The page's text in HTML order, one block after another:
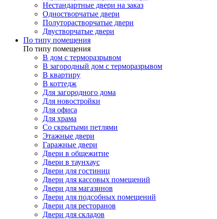
Нестандартные двери на заказ
Одностворчатые двери
Полуторастворчатые двери
Двустворчатые двери
По типу помещения
По типу помещения
В дом с терморазрывом
В загородный дом с терморазрывом
В квартиру
В коттедж
Для загородного дома
Для новостройки
Для офиса
Для храма
Со скрытыми петлями
Этажные двери
Гаражные двери
Двери в общежитие
Двери в таунхаус
Двери для гостиниц
Двери для кассовых помещений
Двери для магазинов
Двери для подсобных помещений
Двери для ресторанов
Двери для складов